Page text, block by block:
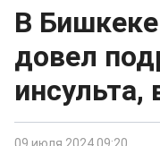
В
довел